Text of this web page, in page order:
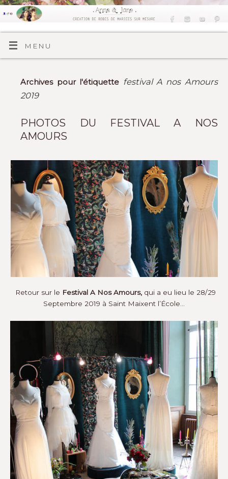
MENU
Archives pour l'étiquette festival A nos Amours
2019
PHOTOS DU FESTIVAL A NOS
AMOURS
Retour sur le Festival A Nos Amours, qui a eu lieu le 28/29
Septembre 2019 à Saint Maixent l’École…